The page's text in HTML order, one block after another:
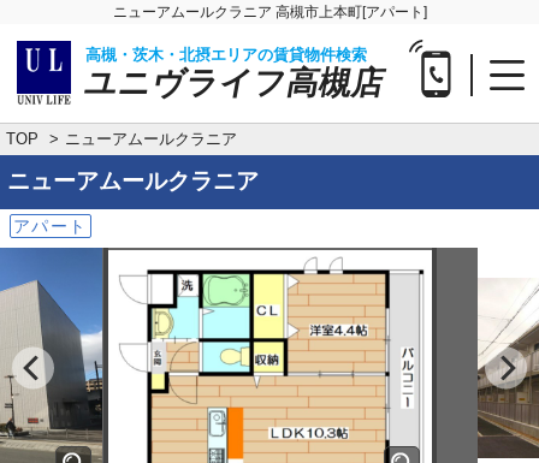
ニューアムールクラニア 高槻市上本町[アパート]
高槻・茨木・北摂エリアの賃貸物件検索
ユニヴライフ高槻店
TOP ニューアムールクラニア
ニューアムールクラニア
アパート